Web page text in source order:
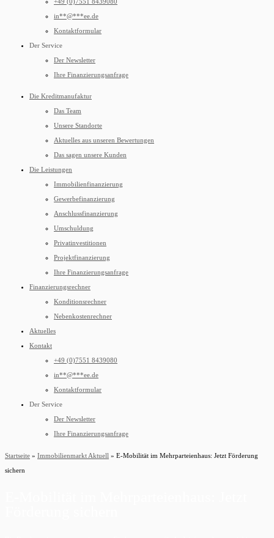
in**@***ee.de
Kontaktformular
Der Service
Der Newsletter
Ihre Finanzierungsanfrage
Die Kreditmanufaktur
Das Team
Unsere Standorte
Aktuelles aus unseren Bewertungen
Das sagen unsere Kunden
Die Leistungen
Immobilienfinanzierung
Gewerbefinanzierung
Anschlussfinanzierung
Umschuldung
Privatinvestitionen
Projektfinanzierung
Ihre Finanzierungsanfrage
Finanzierungsrechner
Konditionsrechner
Nebenkostenrechner
Aktuelles
Kontakt
+49 (0)7551 8439080
in**@***ee.de
Kontaktformular
Der Service
Der Newsletter
Ihre Finanzierungsanfrage
Startseite » Immobilienmarkt Aktuell » E-Mobilität im Mehrparteienhaus: Jetzt Förderung
sichern